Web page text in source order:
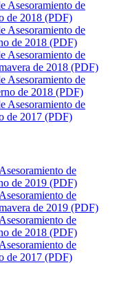
Asesoramiento de
de 2018 (PDF)
Asesoramiento de
de 2018 (PDF)
Asesoramiento de
de 2018 (PDF)
Asesoramiento de
de 2018 (PDF)
Asesoramiento de
de 2017 (PDF)
de
de 2019 (PDF)
de
de 2019 (PDF)
de
de 2018 (PDF)
de
de 2017 (PDF)